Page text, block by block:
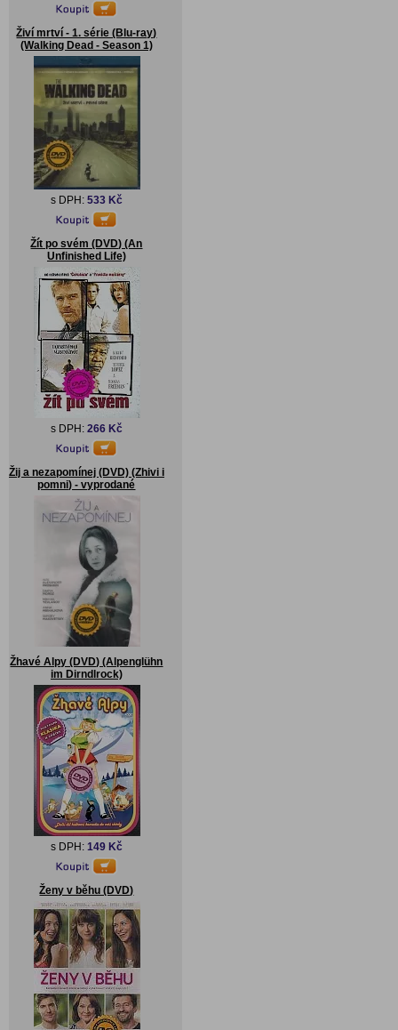
Živí mrtví - 1. série (Blu-ray)
(Walking Dead - Season 1)
s DPH: 533 Kč
Žít po svém (DVD) (An
Unfinished Life)
s DPH: 266 Kč
Žij a nezapomínej (DVD) (Zhivi i
pomni) - vyprodané
Žhavé Alpy (DVD) (Alpenglühn
im Dirndlrock)
s DPH: 149 Kč
Ženy v běhu (DVD)